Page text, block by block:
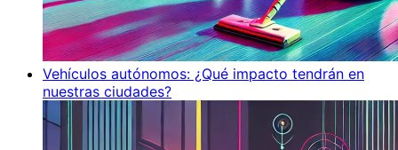
Vehículos autónomos: ¿Qué impacto tendrán en
nuestras ciudades?